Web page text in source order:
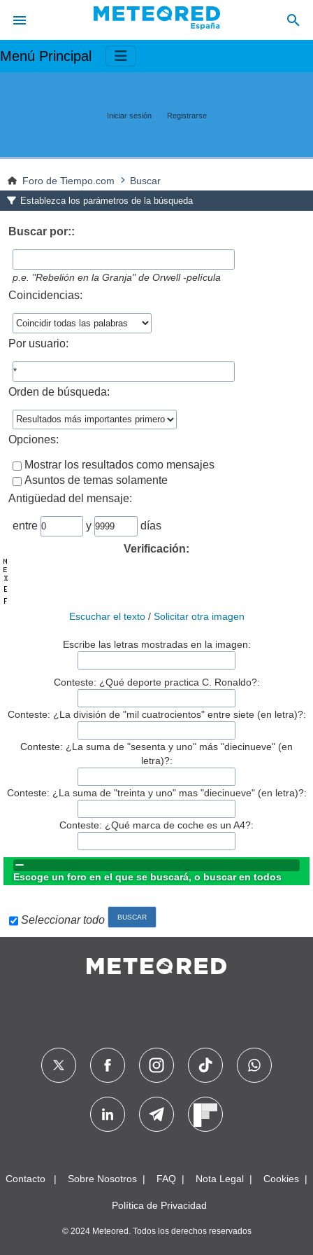
Menú Principal
Iniciar sesión Registrarse
Foro de Tiempo.com Buscar
Establezca los parámetros de la búsqueda
Buscar por::
p.e. "Rebelión en la Granja" de Orwell -película
Coincidencias:
Por usuario:
Orden de búsqueda:
Opciones:
Mostrar los resultados como mensajes
Asuntos de temas solamente
Antigüedad del mensaje:
entre y
días
Verificación:
Escuchar el texto/ Solicitar otra imagen
Escribe las letras mostradas en la imagen:
Conteste: ¿Qué deporte practica C. Ronaldo?:
Conteste: ¿La división de "mil cuatrocientos" entre siete (en letra)?:
Conteste: ¿La suma de "sesenta y uno" más "diecinueve" (en
letra)?:
Conteste: ¿La suma de "treinta y uno" mas "diecinueve" (en letra)?:
Conteste: ¿Qué marca de coche es un A4?:
Escoge un foro en el que se buscará, o buscar en todos
Seleccionar todo
Contacto Sobre Nosotros FAQ Nota Legal Cookies
Política de Privacidad
© 2024 Meteored. Todos los derechos reservados